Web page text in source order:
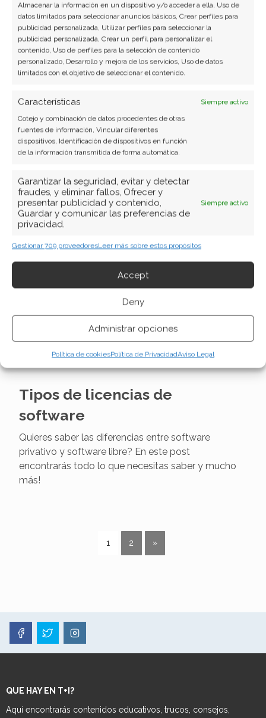
Almacenar la información en un dispositivo y/o acceder a ella, Uso de
datos limitados para seleccionar anuncios básicos, Crear perfiles para
publicidad personalizada, Utilizar perfiles para seleccionar la
publicidad personalizada, Crear un perfil para personalizar el
contenido, Uso de perfiles para la selección de contenido
personalizado, Desarrollo y mejora de los servicios, Uso de datos
limitados con el objetivo de seleccionar el contenido.
Características
Siempre activo
Cotejo y combinación de datos procedentes de otras
fuentes de información, Vincular diferentes
dispositivos, Identificación de dispositivos en función
de la información transmitida de forma automática.
Garantizar la seguridad, evitar y detectar
fraudes, y eliminar fallos, Ofrecer y
presentar publicidad y contenido,
Guardar y comunicar las preferencias de
privacidad.
Siempre activo
Gestionar 709 proveedoresLeer más sobre estos propósitos
Accept
Deny
Administrar opciones
Política de cookiesPolítica de PrivacidadAviso Legal
Tecnología RFID: Tags,
ventajas e implementación
En este post repasamos distintos aspectos en
torno a la tecnología RFID, donde podemos ver
tiempo que aprendemos a utilizar los tags RFID.
¿Qué es Intranet? Definición y
Qué es, para qué sirve y cuáles son las
aplicaciones que posee una Intranet. Beneficios y
desventajas de la Intranet en empresas.
Los sistemas de información
en la empresa y su
Que es un sistema de información? Su
importancia en la empresa. Sistemas de gestión
empresarial. Porque usar SIG en las Pymes.
Tipos de licencias de
software
Quieres saber las diferencias entre software
privativo y software libre? En este post
encontrarás todo lo que necesitas saber y mucho
más!
1 2 »
QUE HAY EN T+I?
Aquí encontrarás contenidos educativos, trucos, consejos,